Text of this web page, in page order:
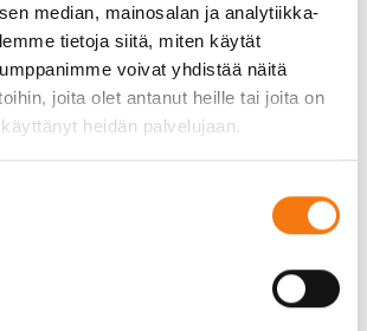
median, mainosalan ja analytiikka-
tietoja siitä, miten käytät
voivat yhdistää näitä
joita olet antanut heille tai joita on
heidän palvelujaan.
aikaan. Me Seepsulassa
logistiikkamme
että saat tarvitsemasi
nopeasti ja vaivattomasti. Olipa
pieni remontti tai suuri
voit luottaa siihen, että
Senkkerin kiviainestehtaamme